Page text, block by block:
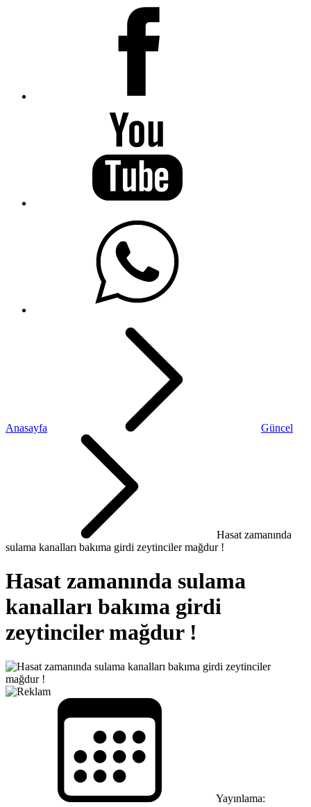
Anasayfa Güncel
Hasat zamanında
sulama kanalları bakıma girdi zeytinciler mağdur !
Hasat zamanında sulama
kanalları bakıma girdi
zeytinciler mağdur !
Yayınlama: